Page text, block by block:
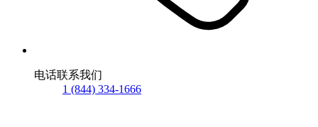
电话联系我们
1 (844) 334-1666